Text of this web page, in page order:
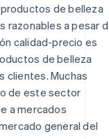
de belleza
razonables a pesar
calidad-precio es
de belleza
clientes. Muchas
de este sector
a mercados
general del